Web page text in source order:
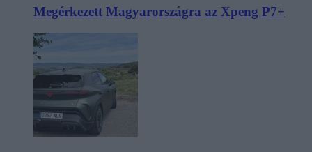
Megérkezett Magyarországra az Xpeng P7+